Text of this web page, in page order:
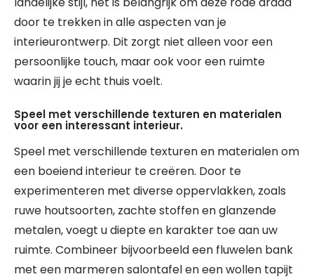
door te trekken in alle aspecten van je
interieurontwerp. Dit zorgt niet alleen voor een
persoonlijke touch, maar ook voor een ruimte
waarin jij je echt thuis voelt.
Speel met verschillende texturen en materialen
voor een interessant interieur.
Speel met verschillende texturen en materialen om
een boeiend interieur te creëren. Door te
experimenteren met diverse oppervlakken, zoals
ruwe houtsoorten, zachte stoffen en glanzende
metalen, voegt u diepte en karakter toe aan uw
ruimte. Combineer bijvoorbeeld een fluwelen bank
met een marmeren salontafel en een wollen tapijt